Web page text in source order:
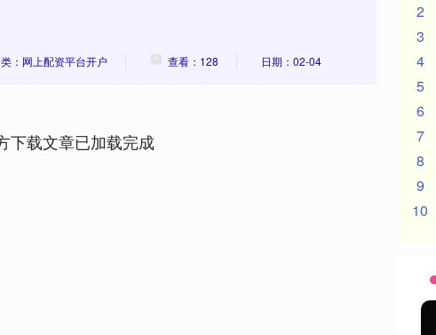
：网上配资平台开户 查看：128 日期：02-04
下载文章已加载完成
2
3
4
5
6
7
8
9
10